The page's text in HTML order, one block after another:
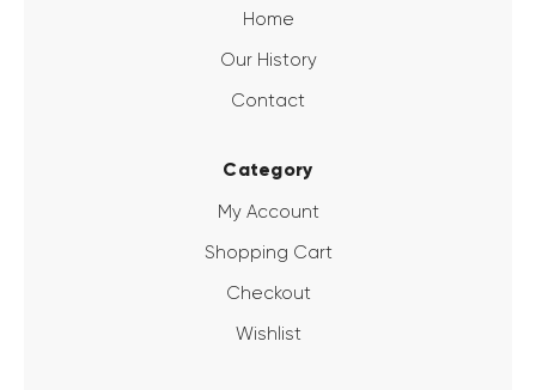
Home
Our History
Contact
Category
My Account
Shopping Cart
Checkout
Wishlist